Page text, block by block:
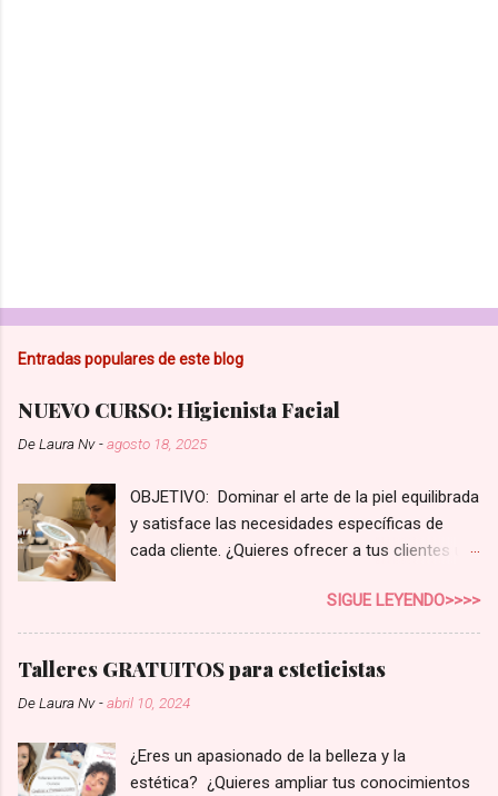
Entradas populares de este blog
NUEVO CURSO: Higienista Facial
DeLaura Nv -agosto 18, 2025
OBJETIVO: Dominar el arte de la piel equilibrada
y satisface las necesidades específicas de
cada cliente. ¿Quieres ofrecer a tus clientes un
la diferencia? En el competitivo mundo de la
estética, no basta con una limpieza superficial.
Tus clientes buscan soluciones reales,
personalizadas para su tipo de piel y sus
preocupaciones. Con nuestro curso de
la experta que tus clientes necesitan,
aumentando la rentabilidad de tu negocio y la
SIGUE LEYENDO>>>>
Talleres GRATUITOS para esteticistas
DeLaura Nv -abril 10, 2024
¿Eres un apasionado de la belleza y la
estética? ¿Quieres ampliar tus conocimientos